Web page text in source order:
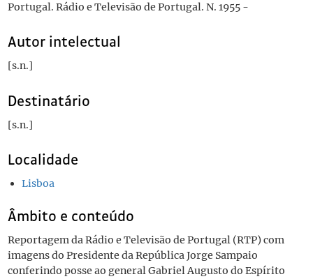
Portugal. Rádio e Televisão de Portugal. N. 1955 -
Autor intelectual
[s.n.]
Destinatário
[s.n.]
Localidade
Lisboa
Âmbito e conteúdo
Reportagem da Rádio e Televisão de Portugal (RTP) com
imagens do Presidente da República Jorge Sampaio
conferindo posse ao general Gabriel Augusto do Espírito